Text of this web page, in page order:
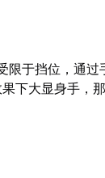
于挡位，通过
下大显身手，